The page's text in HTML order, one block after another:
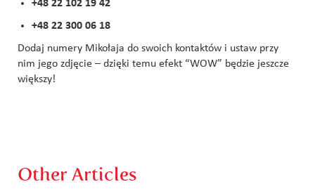
+48 22 102 19 42
+48 22 300 06 18
Dodaj numery Mikołaja do swoich kontaktów i ustaw przy
nim jego zdjęcie – dzięki temu efekt “WOW” będzie jeszcze
większy!
Other Articles